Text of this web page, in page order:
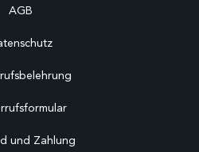
AGB
und Zahlung